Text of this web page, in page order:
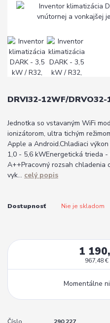
DRVI32-12WF/DRVO32-
Jednotka so vstavaným WiFi
ionizátorom, ultra tichým
Apple a Android.Chladiaci
1,0 - 5,6 kWEnergetická trieda
A++Pracovný rozsah chladenia
vyk... celý popis
Dostupnosť Nie je skladom
1
967,48 €
Momentálne